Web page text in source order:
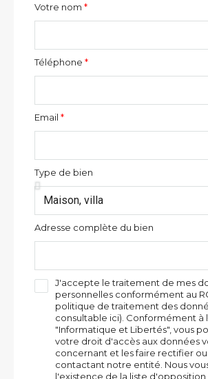
Votre nom
Téléphone
Email
Type de bien
Adresse complète du bien
J'accepte le traitement de mes
personnelles conformément au
politique de traitement des
consultable ici). Conformément à
"Informatique et Libertés", vous
votre droit d'accès aux données
concernant et les faire rectifier
contactant notre entité. Nous
l'existence de la liste d'opposition